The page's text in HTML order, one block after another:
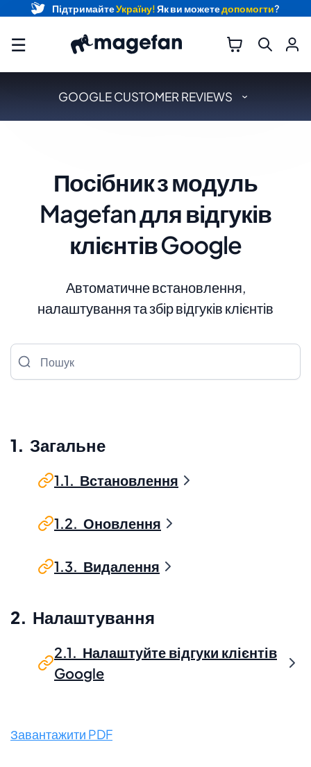
☰
GOOGLE CUSTOMER REVIEWS
Посібник з модуль
Magefan для відгуків
клієнтів Google
Автоматичне встановлення,
налаштування та збір відгуків клієнтів
Пошук
1. Загальне
1.1. Встановлення
1.2. Оновлення
1.3. Видалення
2. Налаштування
2.1. Налаштуйте відгуки клієнтів
Google
Завантажити PDF
ПідтримайтеУкраїну!Як ви можетедопомогти?